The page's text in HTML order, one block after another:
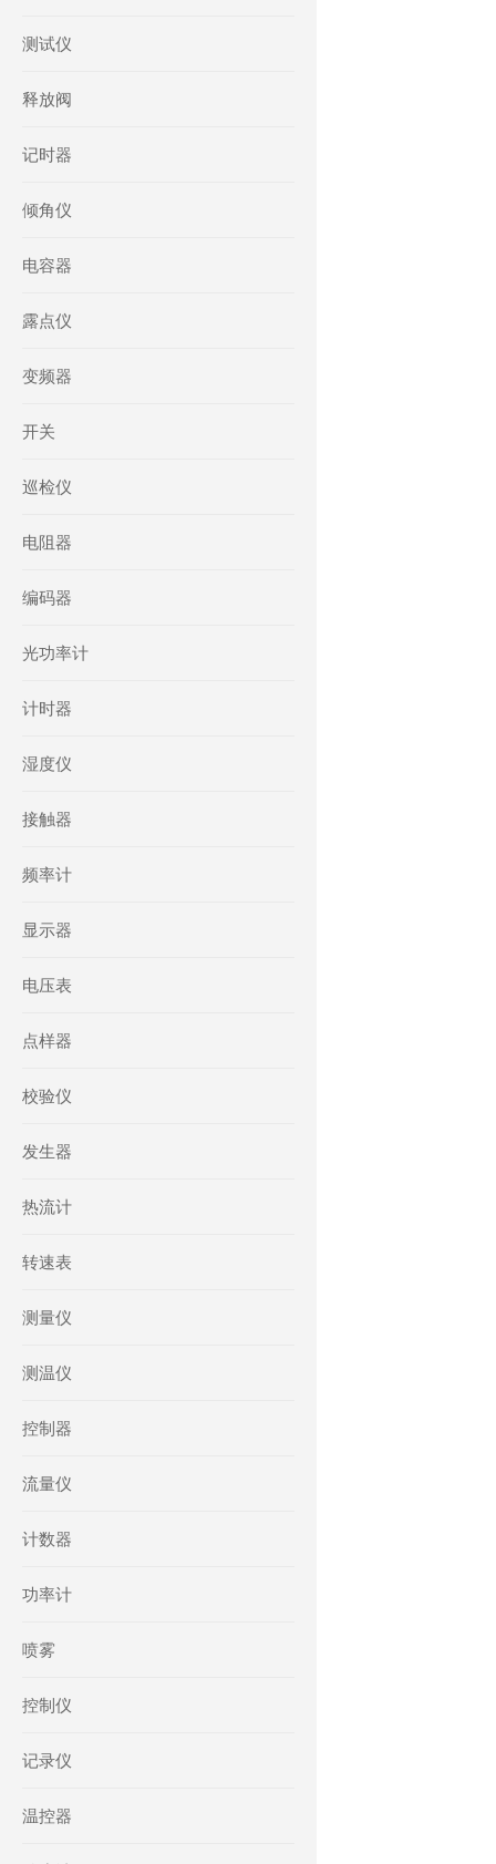
测试仪
释放阀
记时器
倾角仪
电容器
露点仪
变频器
开关
巡检仪
电阻器
编码器
光功率计
计时器
湿度仪
接触器
频率计
显示器
电压表
点样器
校验仪
发生器
热流计
转速表
测量仪
测温仪
控制器
流量仪
计数器
功率计
喷雾
控制仪
记录仪
温控器